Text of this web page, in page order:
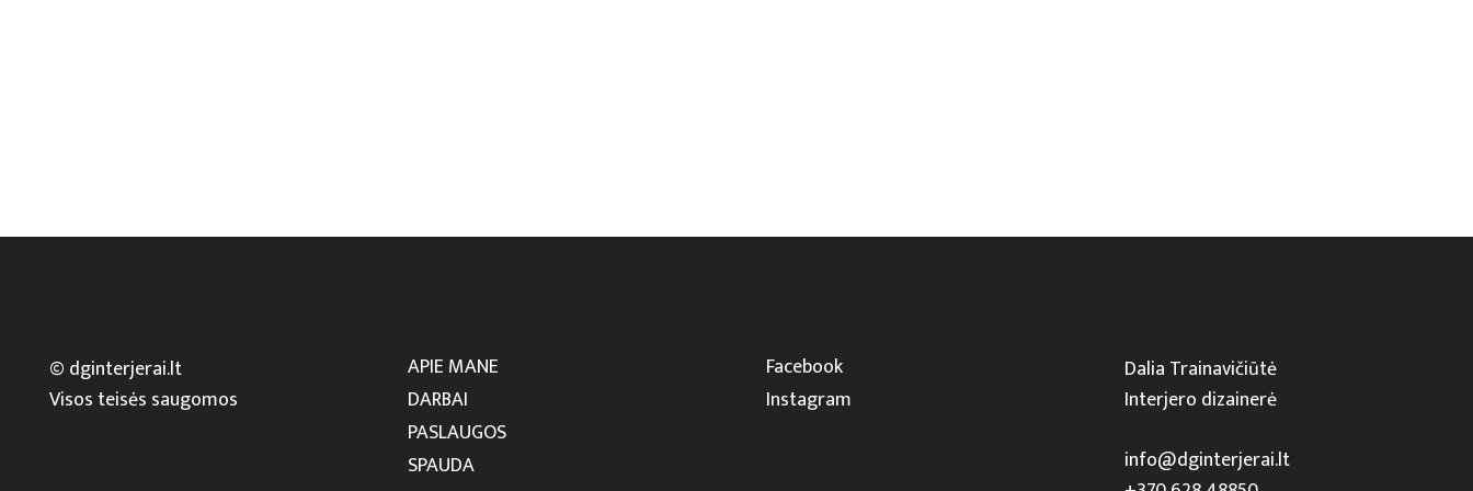
© dginterjerai.lt
Visos teisės saugomos
APIE MANE
DARBAI
PASLAUGOS
SPAUDA
Facebook
Instagram
Dalia Trainavičiūtė
Interjero dizainerė
info@dginterjerai.lt